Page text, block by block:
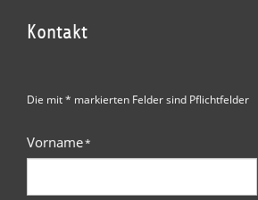
Kontakt
Die mit * markierten Felder sind Pflichtfelder
Vorname*